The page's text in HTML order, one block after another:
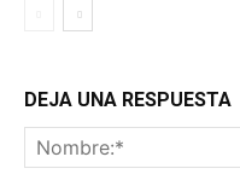
DEJA UNA RESPUESTA